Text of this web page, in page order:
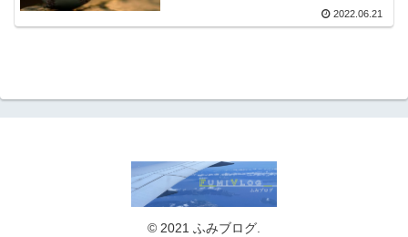
2022.06.21
© 2021 ふみブログ.